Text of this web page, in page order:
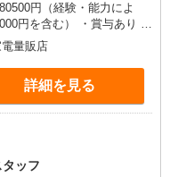
円（経験・能力によ
円を含む） ・賞与あり ・
業時間：10h/月） ・地域
支援金（4000円/
インセンティブあり ★交通
゜
社祝い金10万円支給(規定
量販店
詳細を見る
タッフ